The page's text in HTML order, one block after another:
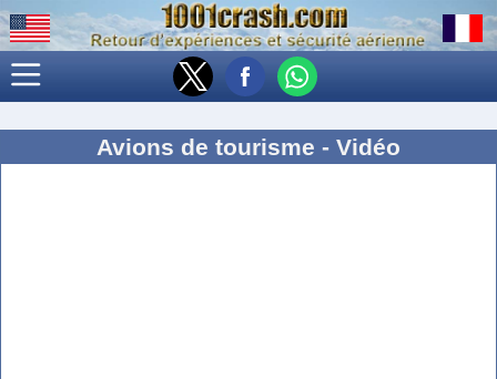
Avions de tourisme - Vidéo